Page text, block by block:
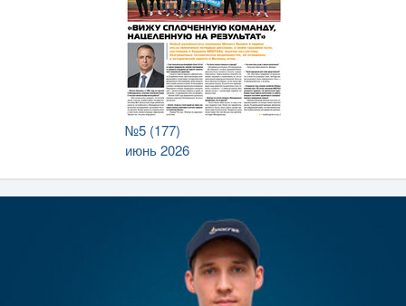
№5 (177)
июнь 2026